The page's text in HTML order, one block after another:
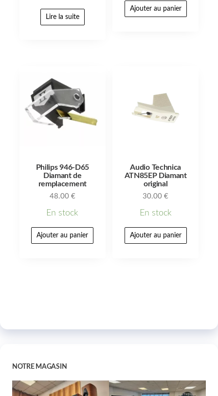
Lire la suite
Ajouter au panier
Philips 946-D65
Diamant de
remplacement
48.00 €
En stock
Ajouter au panier
Audio Technica
ATN85EP Diamant
original
30.00€
En stock
Ajouter au panier
NOTRE MAGASIN